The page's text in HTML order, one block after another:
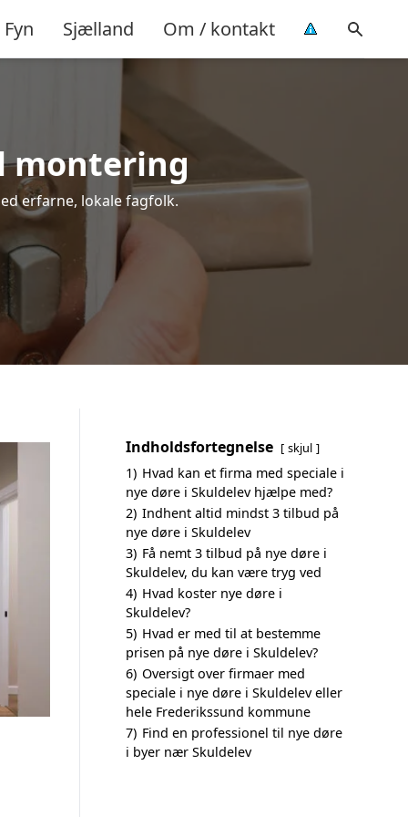
Fyn Sjælland Om / kontakt
montering
erfarne, lokale fagfolk.
Indholdsfortegnelse skjul
1) Hvad kan et firma med speciale i
nye døre i Skuldelev hjælpe med?
2) Indhent altid mindst 3 tilbud på
nye døre i Skuldelev
3) Få nemt 3 tilbud på nye døre i
Skuldelev, du kan være tryg ved
4) Hvad koster nye døre i
Skuldelev?
5) Hvad er med til at bestemme
prisen på nye døre i Skuldelev?
6) Oversigt over firmaer med
speciale i nye døre i Skuldelev eller
hele Frederikssund kommune
7) Find en professionel til nye døre
i byer nær Skuldelev